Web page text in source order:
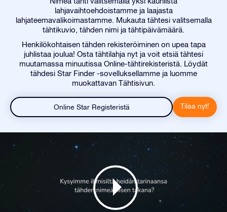
lahjavaihtoehdoistamme ja laajasta
lahjateemavalikoimastamme. Mukauta tähtesi valitsemalla
tähtikuvio, tähden nimi ja tähtipäivämäärä.
Henkilökohtaisen tähden rekisteröiminen on upea tapa
juhlistaa joulua! Osta tähtilahja nyt ja voit etsiä tähtesi
muutamassa minuutissa Online-tähtirekisteristä. Löydät
tähdesi Star Finder -sovelluksellamme ja luomme
muokattavan Tähtisivun.
Online Star Registeristä Tilaa nyt!